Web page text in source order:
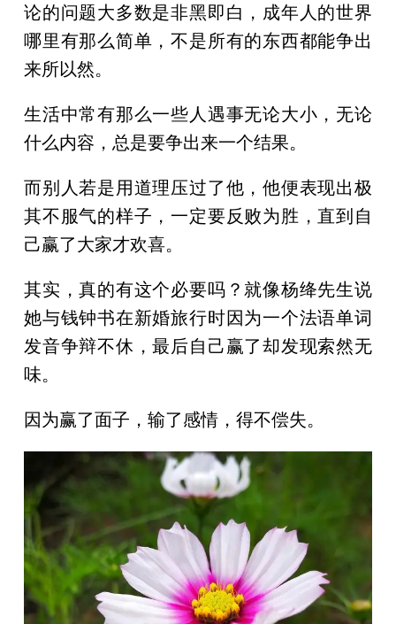
论的问题大多数是非黑即白，成年人的世界
哪里有那么简单，不是所有的东西都能争出
来所以然。
生活中常有那么一些人遇事无论大小，无论
什么内容，总是要争出来一个结果。
而别人若是用道理压过了他，他便表现出极
其不服气的样子，一定要反败为胜，直到自
己赢了大家才欢喜。
其实，真的有这个必要吗？就像杨绛先生说
她与钱钟书在新婚旅行时因为一个法语单词
发音争辩不休，最后自己赢了却发现索然无
味。
因为赢了面子，输了感情，得不偿失。